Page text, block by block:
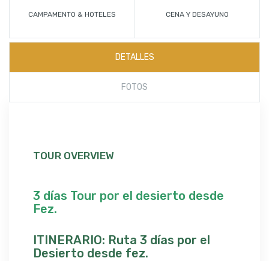
CAMPAMENTO & HOTELES CENA Y DESAYUNO
DETALLES
FOTOS
TOUR OVERVIEW
3 días Tour por el desierto desde
Fez.
ITINERARIO: Ruta 3 días por el
Desierto desde fez.